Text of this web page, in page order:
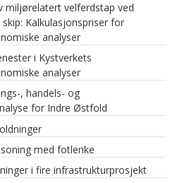
miljørelatert velferdstap ved
Kalkulasjonspriser for
analyser
i Kystverkets
analyser
, handels- og
for Indre Østfold
med fotlenke
i fire infrastrukturprosjekt